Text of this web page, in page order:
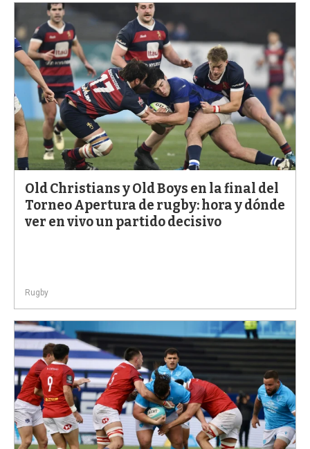
Old Christians y Old Boys en la final del
Torneo Apertura de rugby: hora y dónde
ver en vivo un partido decisivo
Rugby